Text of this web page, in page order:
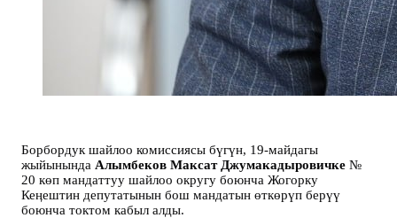
Борбордук шайлоо комиссиясы бүгүн, 19-майдагы
жыйынында Алымбеков Максат Джумакадыровичке №
20 көп мандаттуу шайлоо округу боюнча Жогорку
Кеӊештин депутатынын бош мандатын өткөрүп берүү
боюнча токтом кабыл алды.